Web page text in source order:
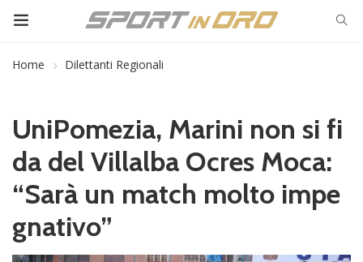
Home Dilettanti Regionali
UniPomezia, Marini non si fi
da del Villalba Ocres Moca:
“Sarà un match molto impe
gnativo”